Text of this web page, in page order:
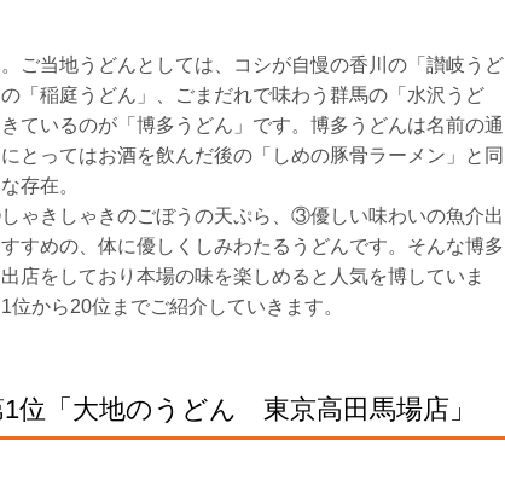
ご当地うどんとしては、コシが自慢の香川の「讃岐うど
「稲庭うどん」、ごまだれで味わう群馬の「水沢うど
ているのが「博多うどん」です。博多うどんは名前の通
とってはお酒を飲んだ後の「しめの豚骨ラーメン」と同
存在。
ゃきしゃきのごぼうの天ぷら、③優しい味わいの魚介出
すめの、体に優しくしみわたるうどんです。そんな博多
店をしており本場の味を楽しめると人気を博していま
から20位までご紹介していきます。
位「大地のうどん 東京高田馬場店」